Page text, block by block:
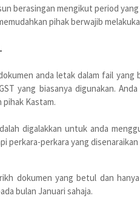
berasingan mengikut period
pihak berwajib
anda letak dalam fail
yang biasanya digunakan.
Kastam.
digalakkan untuk anda
perkara-perkara yang
dokumen yang betul dan
bulan Januari sahaja.